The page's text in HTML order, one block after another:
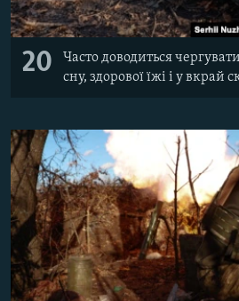
20
Часто доводиться
сну, здорової їжі і у вкрай